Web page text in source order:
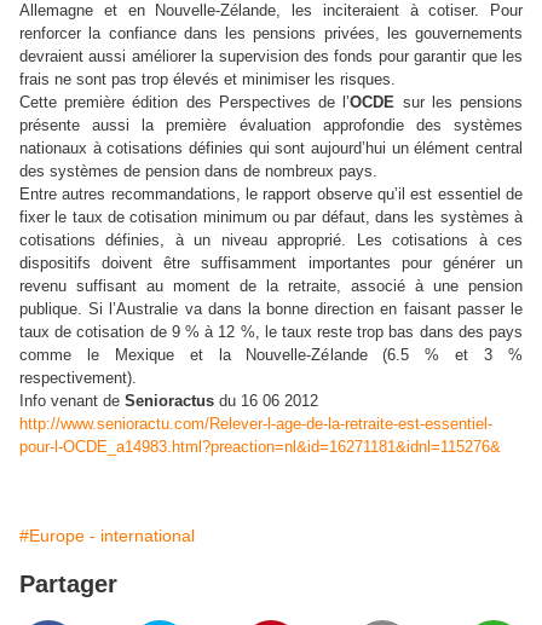
Allemagne et en Nouvelle-Zélande, les inciteraient à cotiser. Pour
renforcer la confiance dans les pensions privées, les gouvernements
devraient aussi améliorer la supervision des fonds pour garantir que les
frais ne sont pas trop élevés et minimiser les risques.
Cette première édition des Perspectives de l’OCDE sur les pensions
présente aussi la première évaluation approfondie des systèmes
nationaux à cotisations définies qui sont aujourd’hui un élément central
des systèmes de pension dans de nombreux pays.
Entre autres recommandations, le rapport observe qu’il est essentiel de
fixer le taux de cotisation minimum ou par défaut, dans les systèmes à
cotisations définies, à un niveau approprié. Les cotisations à ces
dispositifs doivent être suffisamment importantes pour générer un
revenu suffisant au moment de la retraite, associé à une pension
publique. Si l’Australie va dans la bonne direction en faisant passer le
taux de cotisation de 9 % à 12 %, le taux reste trop bas dans des pays
comme le Mexique et la Nouvelle-Zélande (6.5 % et 3 %
respectivement).
Info venant de Senioractus du 16 06 2012
http://www.senioractu.com/Relever-l-age-de-la-retraite-est-essentiel-
pour-l-OCDE_a14983.html?preaction=nl&id=16271181&idnl=115276&
#Europe - international
Partager